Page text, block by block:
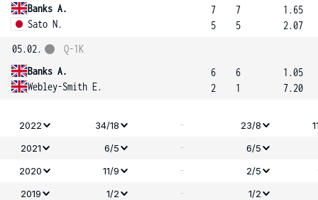
Banks A.
Sato N.
7
5
7
5
1.65
2.07
05.02.
Banks A.
Webley-Smith E.
Q-1K
6
2
6
1
1.05
7.20
2022 34/18 - 23/8
2021
6/5 -
6/5
2020
11/9 - 2/5
2019
1/2 - 1/2